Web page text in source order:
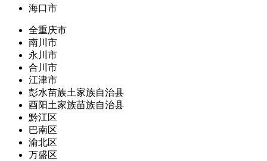
海口市
全重庆市
南川市
永川市
合川市
江津市
彭水苗族土家族自治县
酉阳土家族苗族自治县
黔江区
巴南区
渝北区
万盛区